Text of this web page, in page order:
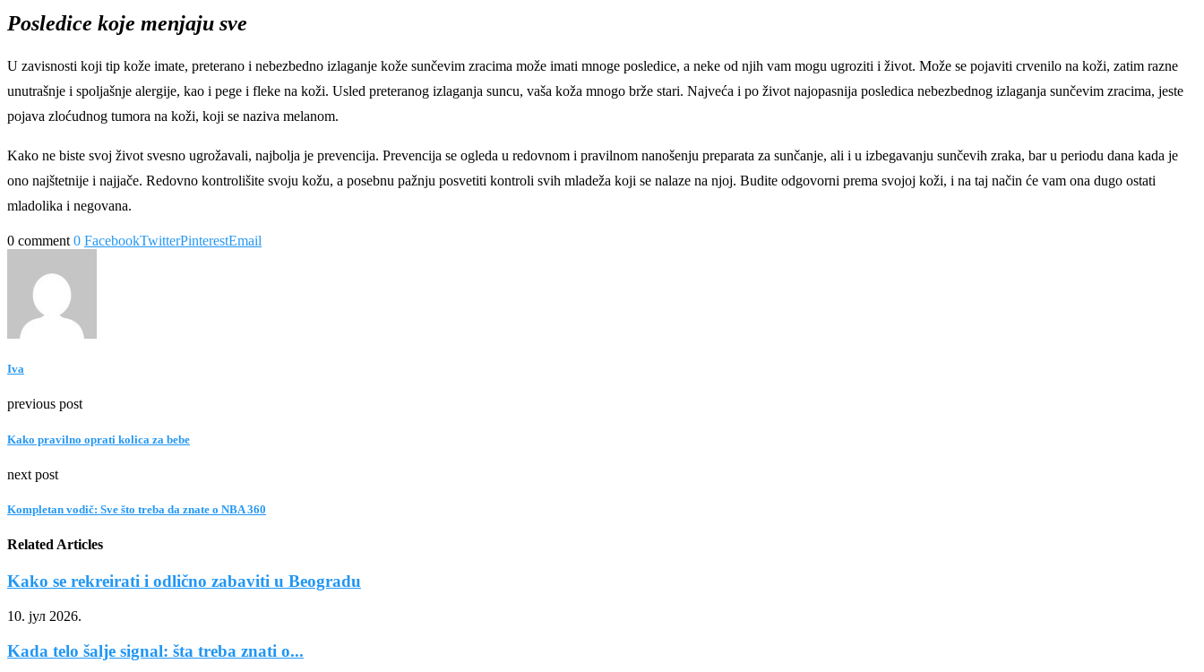
Posledice koje menjaju sve
U zavisnosti koji tip kože imate, preterano i nebezbedno izlaganje kože sunčevim zracima može imati mnoge posledice, a neke od njih vam mogu ugroziti i život. Može se pojaviti crvenilo na koži, zatim razne
unutrašnje i spoljašnje alergije, kao i pege i fleke na koži. Usled preteranog izlaganja suncu, vaša koža mnogo brže stari. Najveća i po život najopasnija posledica nebezbednog izlaganja sunčevim zracima, jeste
pojava zloćudnog tumora na koži, koji se naziva melanom.
Kako ne biste svoj život svesno ugrožavali, najbolja je prevencija. Prevencija se ogleda u redovnom i pravilnom nanošenju preparata za sunčanje, ali i u izbegavanju sunčevih zraka, bar u periodu dana kada je
ono najštetnije i najjače. Redovno kontrolišite svoju kožu, a posebnu pažnju posvetiti kontroli svih mladeža koji se nalaze na njoj. Budite odgovorni prema svojoj koži, i na taj način će vam ona dugo ostati
mladolika i negovana.
0 comment 0 FacebookTwitterPinterestEmail
Iva
previous post
Kako pravilno oprati kolica za bebe
next post
Kompletan vodič: Sve što treba da znate o NBA 360
Related Articles
Kako se rekreirati i odlično zabaviti u Beogradu
10. јул 2026.
Kada telo šalje signal: šta treba znati o...